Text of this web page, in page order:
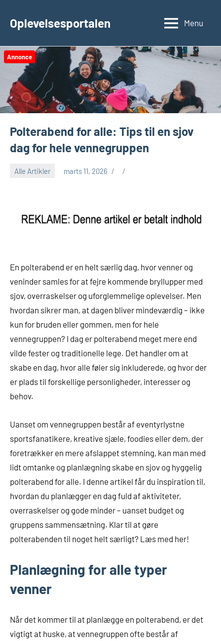
Oplevelsesportalen Menu
Annonce
Polterabend for alle: Tips til en sjov
dag for hele vennegruppen
Alle Artikler marts 11, 2026
En polterabend er en helt særlig dag, hvor venner og
veninder samles for at fejre kommende bryllupper med
sjov, overraskelser og uforglemmelige oplevelser. Men
hvordan sikrer man, at dagen bliver mindeværdig – ikke
kun for bruden eller gommen, men for hele
vennegruppen? I dag er polterabend meget mere end
vilde fester og traditionelle lege. Det handler om at
skabe en dag, hvor alle føler sig inkluderede, og hvor der
er plads til forskellige personligheder, interesser og
behov.
Uanset om vennegruppen består af eventyrlystne
sportsfanatikere, kreative sjæle, foodies eller dem, der
foretrækker en mere afslappet stemning, kan man med
lidt omtanke og planlægning skabe en sjov og hyggelig
polterabend for alle. I denne artikel får du inspiration til,
hvordan du planlægger en dag fuld af aktiviteter,
overraskelser og gode minder – uanset budget og
gruppens sammensætning. Klar til at gøre
polterabenden til noget helt særligt? Læs med her!
Planlægning for alle typer
venner
Når det kommer til at planlægge en polterabend, er det
vigtigt at huske, at vennegruppen ofte består af